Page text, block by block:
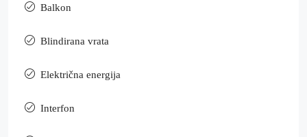
Balkon
Blindirana vrata
Električna energija
Interfon